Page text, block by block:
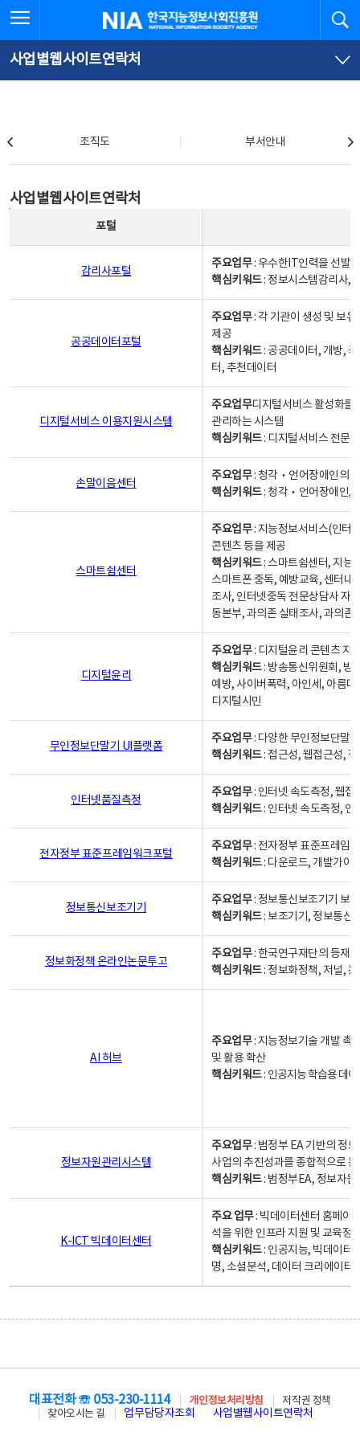
문
로
가
체
뉴
바
가
한국지능정보사회진흥원
사업별웹사이트연락처
조직도 부서안내
사업별웹사이트연락처
포털
감리사포털
주요업무: 우수한IT인력을 선발
핵심키워드: 정보시스템감리사,
공공데이터포털
주요업무: 각 기관이 생성 및 보
제공
핵심키워드: 공공데이터, 개방,
터, 추천데이터
디지털서비스 이용지원시스템
주요업무디지털서비스 활성화를
관리하는 시스템
핵심키워드: 디지털서비스 전문
손말이음센터
주요업무: 청각‧언어장애인의
핵심키워드: 청각‧언어장애인,
스마트쉼센터
주요업무: 지능정보서비스(인터
콘텐츠 등을 제공
핵심키워드: 스마트쉼센터, 지능
스마트폰 중독, 예방교육, 센터내
조사, 인터넷중독 전문상담사 자
동본부, 과의존 실태조사, 과의존
디지털윤리
주요업무: 디지털윤리 콘텐츠 지
핵심키워드: 방송통신위원회, 방
예방, 사이버폭력, 아인세, 아름
디지털시민
무인정보단말기 UI플랫폼
주요업무: 다양한 무인정보단말
핵심키워드: 접근성, 웹접근성,
인터넷품질측정
주요업무: 인터넷 속도측정, 웹접
핵심키워드: 인터넷 속도측정, 인
전자정부 표준프레임워크포털
주요업무: 전자정부 표준프레임
핵심키워드: 다운로드, 개발가이
정보통신보조기기
주요업무: 정보통신보조기기 보
핵심키워드: 보조기기, 정보통신
정보화정책 온라인논문투고
주요업무: 한국연구재단의 등재
핵심키워드: 정보화정책, 저널,
AI 허브
주요업무: 지능정보기술 개발 촉
및 활용 확산
핵심키워드: 인공지능 학습용 데
정보자원관리시스템
주요업무: 범정부 EA 기반의 정
사업의 추진성과를 종합적으로
핵심키워드: 범정부EA, 정보자
K-ICT 빅데이터센터
주요 업무: 빅데이터센터 홈페이
석을 위한 인프라 지원 및 교육정
핵심키워드: 인공지능, 빅데이터,
명, 소셜분석, 데이터 크리에이터
대표전화 ☏ 053-230-1114 개인정보처리방침
저작권 정책
찾아오시는 길
업무담당자조회 사업별웹사이트연락처